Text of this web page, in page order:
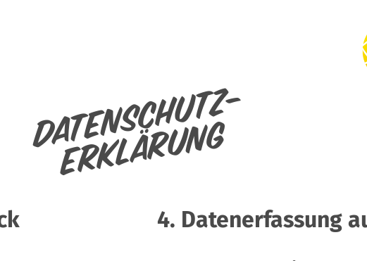
Datenschutz-
erklärung
4. Datenerfassung